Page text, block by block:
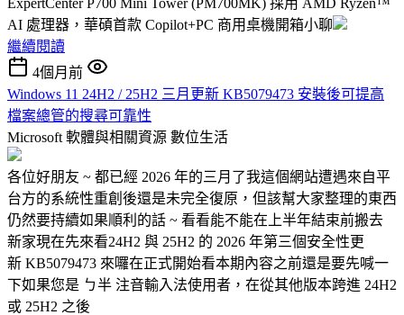
AI 處理器，華碩首款 Copilot+PC 商用桌機開箱小聊
繼續閱讀
4個月前
Windows 11 24H2 / 25H2 三月更新 KB5079473 安裝後可提高
檔案總管的搜尋可靠性
Microsoft 軟體與相關資源 數位生活
各位好朋友 ~ 都已經 2026 年的三月了我這個網站遭遇來自平
台方的系統性重創後還是未完全復原，但該幫大家整理的東西
仍然要持續如果順利的話 ~ 看看能不能在上半年結束前搬去
新家現在先來看24H2 與 25H2 的 2026 年第三個安全性更
新 KB5079473 來囉在正式開始看本期內容之前還是要先喊一
下如果您是 ㄅ半 注音輸入法使用者，在從其他版本跨進 24H2
或 25H2 之後